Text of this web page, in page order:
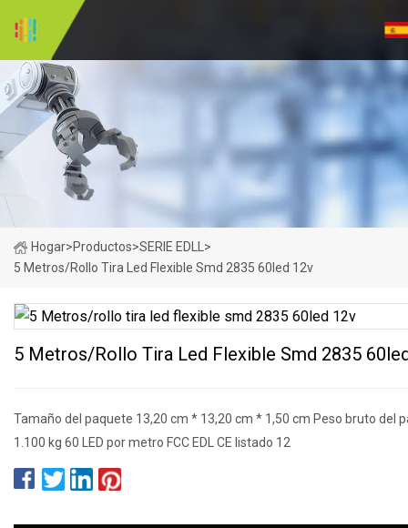
Hogar>Productos>SERIE EDLL >
5 Metros/rollo Tira Led Flexible Smd 2835 60led 12v
5 Metros/rollo Tira Led Flexible Smd 2835
Tamaño del paquete 13,20 cm * 13,20 cm * 1,50 cm Peso bruto del
1.100 kg 60 LED por metro FCC EDL CE listado 12